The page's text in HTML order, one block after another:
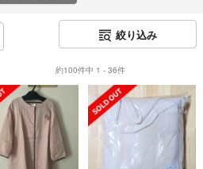
絞り込み
約100件中 1 - 36件